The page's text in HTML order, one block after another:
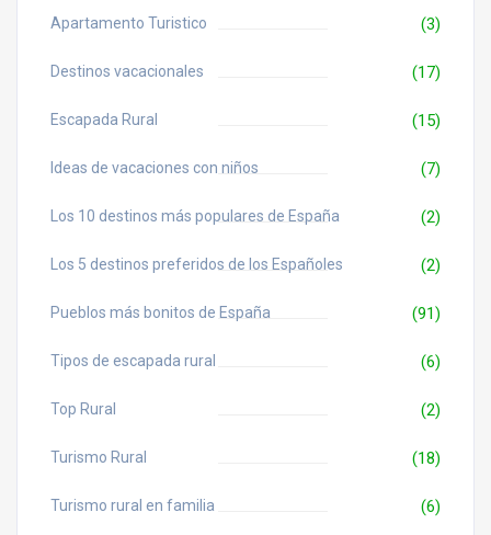
Apartamento Turistico (3)
Destinos vacacionales (17)
Escapada Rural (15)
Ideas de vacaciones con niños (7)
Los 10 destinos más populares de España (2)
Los 5 destinos preferidos de los Españoles (2)
Pueblos más bonitos de España (91)
Tipos de escapada rural (6)
Top Rural (2)
Turismo Rural (18)
Turismo rural en familia (6)